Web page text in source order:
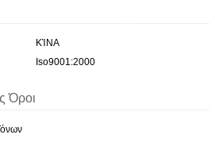
ΚΊΝΑ
Iso9001:2000
Όροι